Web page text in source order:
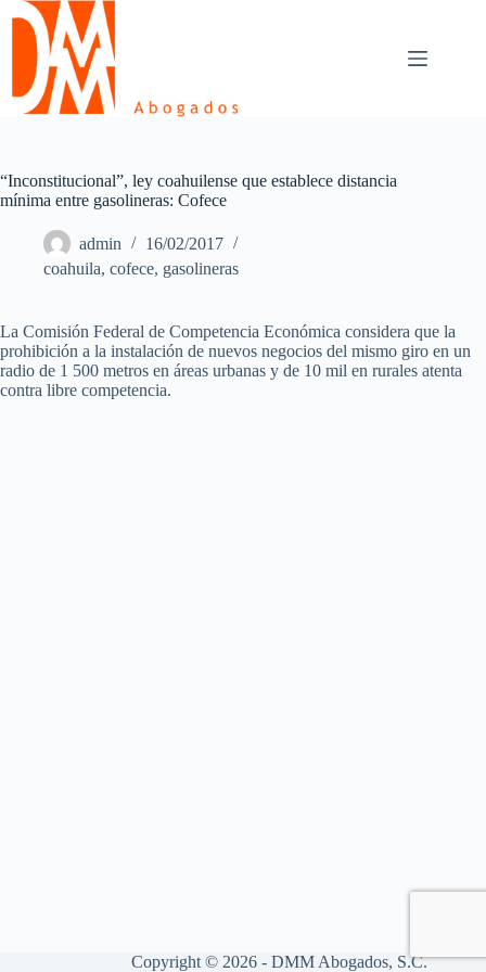
Skip
content
“Inconstitucional”, ley coahuilense que establece distancia
mínima entre gasolineras: Cofece
admin
16/02/2017
coahuila, cofece, gasolineras
La Comisión Federal de Competencia Económica considera que la
prohibición a la instalación de nuevos negocios del mismo giro en un
radio de 1 500 metros en áreas urbanas y de 10 mil en rurales atenta
contra libre competencia.
Copyright © 2026 - DMM Abogados, S.C.